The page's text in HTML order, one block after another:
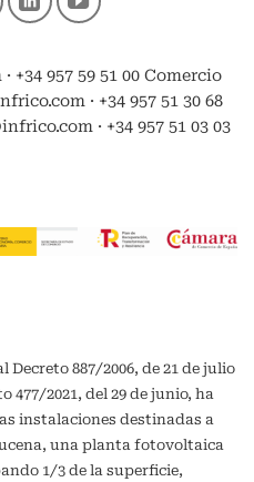
+34 957 59 51 00 Comercio
· +34 957 51 30 68
· +34 957 51 03 03
Decreto 887/2006, de 21 de julio
477/2021, del 29 de junio, ha
instalaciones destinadas a
una planta fotovoltaica
1/3 de la superficie,